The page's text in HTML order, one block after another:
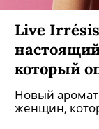
Live
который
Новый аромат
женщин,